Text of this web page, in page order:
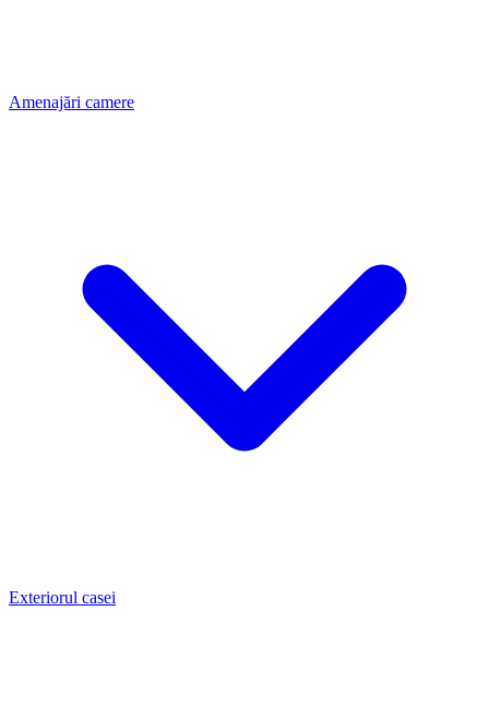
Amenajări camere
Exteriorul casei